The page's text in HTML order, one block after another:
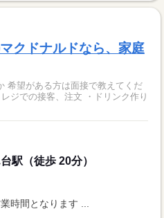
クドナルドなら、家庭
希望がある方は面接で教えてくだ
駅（徒歩 20分）
時間となります ...